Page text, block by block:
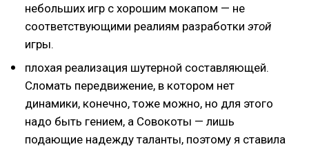
небольших игр с хорошим мокапом — не
соответствующими реалиям разработки этой
игры.
плохая реализация шутерной составляющей.
Сломать передвижение, в котором нет
динамики, конечно, тоже можно, но для этого
надо быть гением, а Совокоты — лишь
подающие надежду таланты, поэтому я ставила